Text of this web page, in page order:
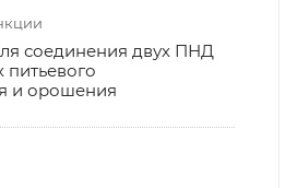
соединения двух ПНД
питьевого
и орошения